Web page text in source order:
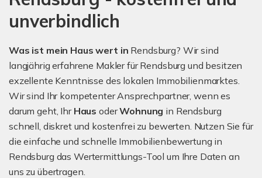
unverbindlich
Was ist mein Haus wert in Rendsburg? Wir sind
langjährig erfahrene Makler für Rendsburg und besitzen
exzellente Kenntnisse des lokalen Immobilienmarktes.
Wir sind Ihr kompetenter Ansprechpartner, wenn es
darum geht, Ihr Haus oderWohnung in Rendsburg
schnell, diskret und kostenfrei zu bewerten. Nutzen Sie für
die einfache und schnelle Immobilienbewertung in
Rendsburg das Wertermittlungs-Tool um Ihre Daten an
uns zu übertragen.